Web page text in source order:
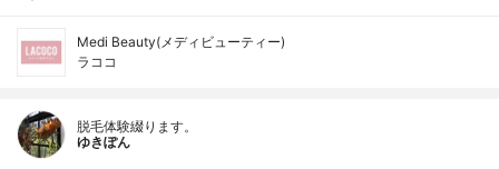
Medi Beauty(メディビューティー)
ラココ
脱毛体験綴ります。
ゆきぽん